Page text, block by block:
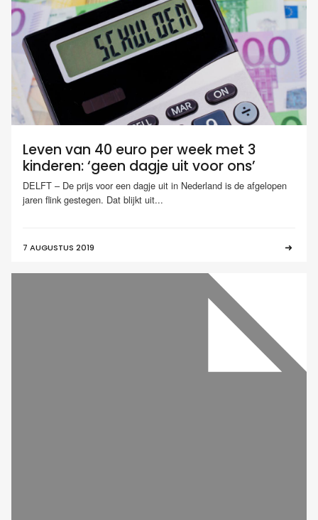
Leven van 40 euro per week met 3
kinderen: ‘geen dagje uit voor ons’
DELFT – De prijs voor een dagje uit in Nederland is de afgelopen
jaren flink gestegen. Dat blijkt uit...
7 AUGUSTUS 2019